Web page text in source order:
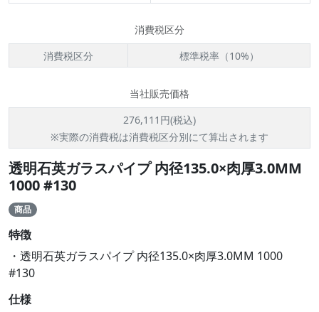
消費税区分
消費税区分
標準税率（10%）
当社販売価格
276,111円(税込)
※実際の消費税は消費税区分別にて算出されます
透明石英ガラスパイプ 内径135.0×肉厚3.0MM
1000 #130
商品
特徴
・透明石英ガラスパイプ 内径135.0×肉厚3.0MM 1000
#130
仕様